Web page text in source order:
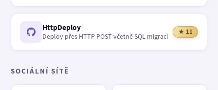
HttpDeploy
Deploy přes HTTP POST včetně SQL migrací
★ 11
SOCIÁLNÍ SÍTĚ